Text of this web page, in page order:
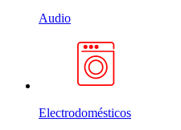
Audio
Electrodomésticos